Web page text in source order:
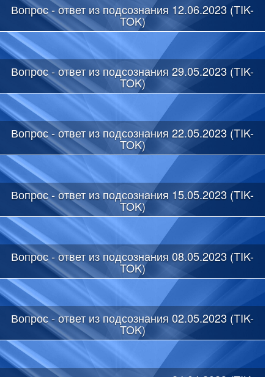
Вопрос - ответ из подсознания 12.06.2023 (TIK-
TOK)
Вопрос - ответ из подсознания 29.05.2023 (TIK-
TOK)
Вопрос - ответ из подсознания 22.05.2023 (TIK-
TOK)
Вопрос - ответ из подсознания 15.05.2023 (TIK-
TOK)
Вопрос - ответ из подсознания 08.05.2023 (TIK-
TOK)
Вопрос - ответ из подсознания 02.05.2023 (TIK-
TOK)